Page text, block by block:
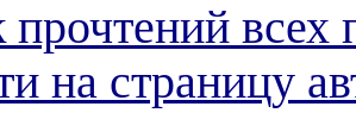
всех
на страницу